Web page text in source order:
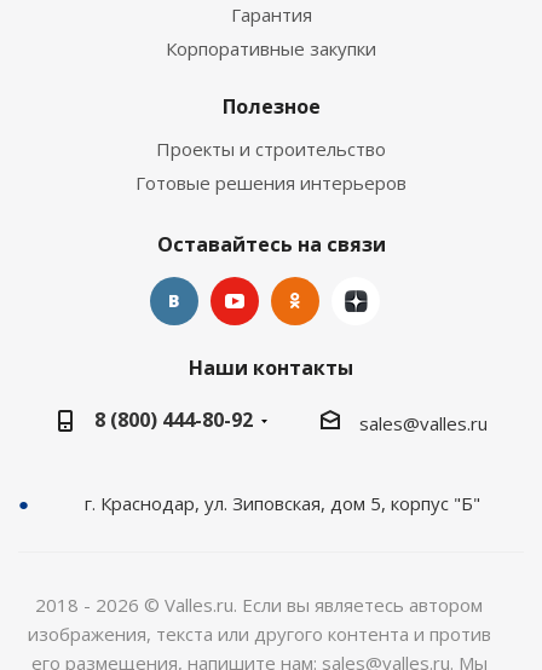
Гарантия
Корпоративные закупки
Полезное
Проекты и строительство
Готовые решения интерьеров
Оставайтесь на связи
Наши контакты
8 (800) 444-80-92
sales@valles.ru
г. Краснодар, ул. Зиповская, дом 5, корпус "Б"
2018 - 2026 © Valles.ru. Если вы являетесь автором
изображения, текста или другого контента и против
его размещения, напишите нам: sales@valles.ru. Мы